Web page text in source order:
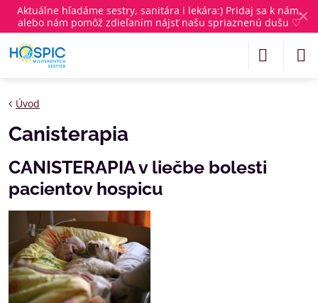
✕
Aktuálne hľadáme sestry, sanitára i lekára:) Pridaj sa k nám,
alebo nám pomôž zdieľaním nájsť našu spriaznenú dušu ♡
Úvod
Canisterapia
CANISTERAPIA v liečbe bolesti
pacientov hospicu